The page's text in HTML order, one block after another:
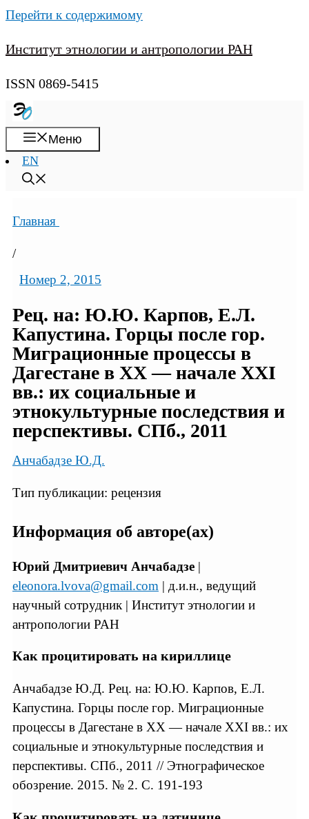
Перейти к содержимому
Институт этнологии и антропологии РАН
ISSN 0869-5415
Меню
EN
Главная
/
Номер 2, 2015
Рец. на: Ю.Ю. Карпов, Е.Л.
Капустина. Горцы после гор.
Миграционные процессы в
Дагестане в XX — начале XXI
вв.: их социальные и
этнокультурные последствия и
перспективы. СПб., 2011
Анчабадзе Ю.Д.
Тип публикации: рецензия
Информация об авторе(ах)
Юрий Дмитриевич Анчабадзе |
eleonora.lvova@gmail.com | д.и.н., ведущий
научный сотрудник | Институт этнологии и
антропологии РАН
Как процитировать на кириллице
Анчабадзе Ю.Д. Рец. на: Ю.Ю. Карпов, Е.Л.
Капустина. Горцы после гор. Миграционные
процессы в Дагестане в XX — начале XXI вв.: их
социальные и этнокультурные последствия и
перспективы. СПб., 2011 // Этнографическое
обозрение. 2015. № 2. С. 191-193